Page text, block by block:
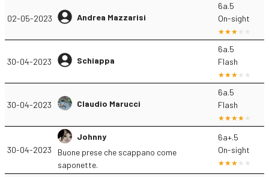
02-05-2023 Andrea Mazzarisi
6a.5
On-sight
30-04-2023 Schiappa
6a.5
Flash
30-04-2023 Claudio Marucci
6a.5
Flash
30-04-2023
Johnny
Buone prese che scappano come
saponette.
6a+.5
On-sight